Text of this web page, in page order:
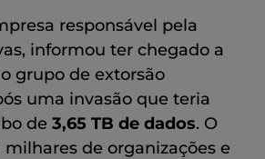
responsável pela
informou ter chegado a
grupo de extorsão
uma invasão que teria
de 3,65 TB de dados. O
de organizações e